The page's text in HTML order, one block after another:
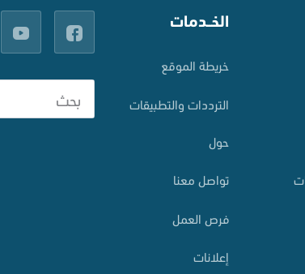
الخــدمات
خريطة الموقع
الترددات والتطبيقات
حول
تواصل معنا
فرص العمل
إعلانات